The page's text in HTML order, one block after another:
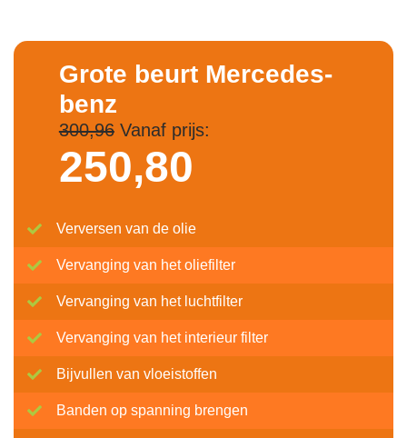
Grote beurt Mercedes-
benz
300,96Vanaf prijs:
250,80
Verversen van de olie
Vervanging van het oliefilter
Vervanging van het luchtfilter
Vervanging van het interieur filter
Bijvullen van vloeistoffen
Banden op spanning brengen